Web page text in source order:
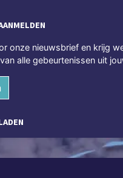
onze nieuwsbrief en krijg
alle gebeurtenissen uit